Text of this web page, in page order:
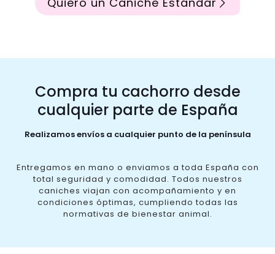
Compra tu cachorro desde
cualquier parte de España
Realizamos envíos a cualquier punto de la península
Entregamos en mano o enviamos a toda España con
total seguridad y comodidad. Todos nuestros
caniches viajan con acompañamiento y en
condiciones óptimas, cumpliendo todas las
normativas de bienestar animal.